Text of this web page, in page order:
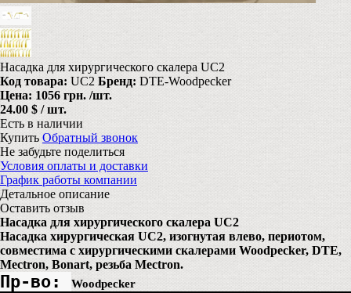
Насадка для хирургического скалера UC2
Код товара: UC2 Бренд: DTE-Woodpecker
Цена: 1056 грн. /шт.
24.00 $ / шт.
Есть в наличии
Купить Обратный звонок
Не забудьте поделиться
Условия оплаты и доставки
График работы компании
Детальное описание
Оставить отзыв
Насадка для хирургического скалера UC2
Насадка хирургическая UC2, изогнутая влево, периотом,
совместима с хирургическими скалерами Woodpecker, DTE,
Mectron, Bonart, резьба Mectron.
Пр-во: Woodpecker